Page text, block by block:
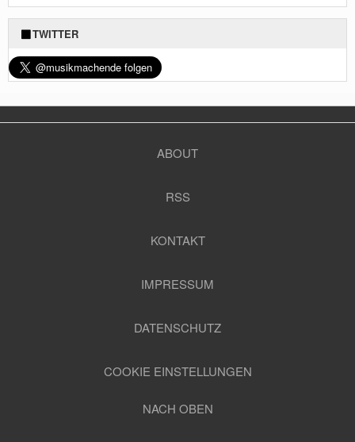
TWITTER
ABOUT
RSS
KONTAKT
IMPRESSUM
DATENSCHUTZ
COOKIE EINSTELLUNGEN
NACH OBEN